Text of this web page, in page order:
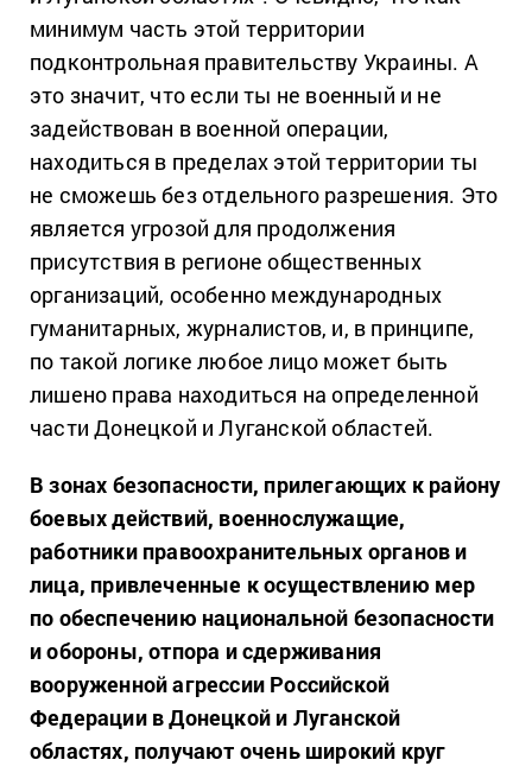
минимум часть этой территории
подконтрольная правительству Украины. А
это значит, что если ты не военный и не
задействован в военной операции,
находиться в пределах этой территории ты
не сможешь без отдельного разрешения. Это
является угрозой для продолжения
присутствия в регионе общественных
организаций, особенно международных
гуманитарных, журналистов, и, в принципе,
по такой логике любое лицо может быть
лишено права находиться на определенной
части Донецкой и Луганской областей.
В зонах безопасности, прилегающих к району
боевых действий, военнослужащие,
работники правоохранительных органов и
лица, привлеченные к осуществлению мер
по обеспечению национальной безопасности
и обороны, отпора и сдерживания
вооруженной агрессии Российской
Федерации в Донецкой и Луганской
областях, получают очень широкий круг